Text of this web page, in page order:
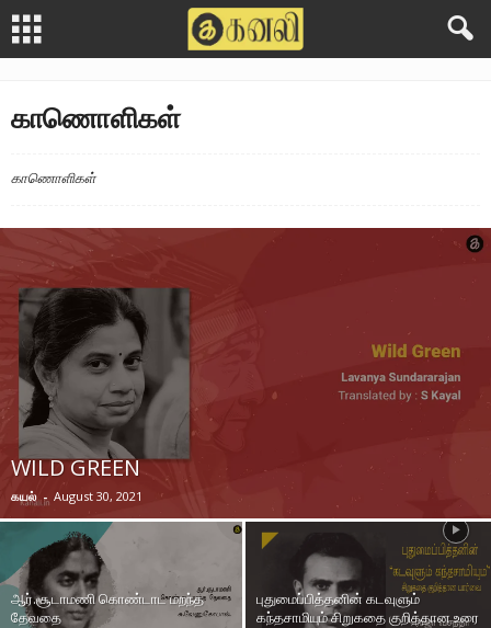
காணொளிகள்
காணொளிகள்
WILD GREEN
கயல் - August 30, 2021
ஆர்.சூடாமணி கொண்டாட மறந்த
தேவதை
புதுமைப்பித்தனின் கடவுளும்
கந்தசாமியும் சிறுகதை குறித்தான உரை